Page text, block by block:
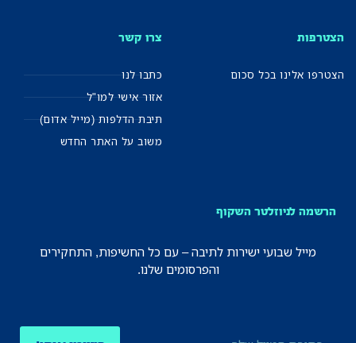
הצטרפות
הצטרפו אלינו בכל סכום
צרו קשר
כתבו לנו
אזור אישי למו"ל
תיבת הדלפות (מייל אדום)
משוב על האתר החדש
הרשמה לניוזלטר השקוף
מייל שבועי ישירות לתיבה – עם כל החשיפות, התחקירים
והפרסומים שלנו.